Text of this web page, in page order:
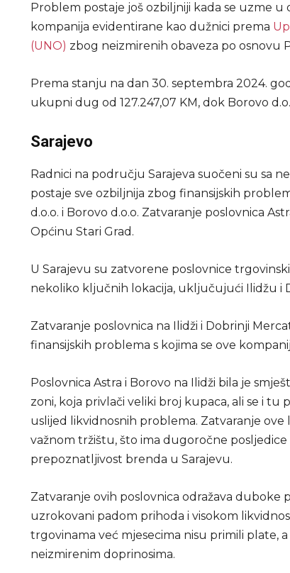
Problem postaje još ozbiljniji kada se uzme u
kompanija evidentirane kao dužnici prema
(UNO) zbog neizmirenih obaveza po osnovu
Prema stanju na dan 30. septembra 2024.
ukupni dug od 127.247,07 KM, dok Borovo
Sarajevo
Radnici na području Sarajeva suočeni su sa
postaje sve ozbiljnija zbog finansijskih
d.o.o. i Borovo d.o.o. Zatvaranje poslovnica
Općinu Stari Grad.
U Sarajevu su zatvorene poslovnice
nekoliko ključnih lokacija, uključujući Ilidžu i
Zatvaranje poslovnica na Ilidži i Dobrinji
finansijskih problema s kojima se ove
Poslovnica Astra i Borovo na Ilidži bila je
zoni, koja privlači veliki broj kupaca, ali se i tu
uslijed likvidnosnih problema. Zatvaranje
važnom tržištu, što ima dugoročne
prepoznatljivost brenda u Sarajevu.
Zatvaranje ovih poslovnica odražava duboke
uzrokovani padom prihoda i visokom
trgovinama već mjesecima nisu primili plate,
neizmirenim doprinosima.